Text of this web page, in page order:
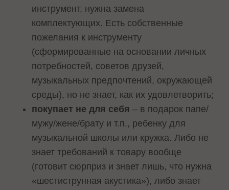
инструмент, нужна замена
комплектующих. Есть собственные
пожелания к инструменту
(сформированные на основании личных
потребностей, советов друзей,
музыкальных предпочтений, окружающей
среды), но не знает, как их удовлетворить;
покупает не для себя – в подарок папе/
мужу/жене/брату и т.п., ребенку для
музыкальной школы или кружка. Либо не
знает требований к товару вообще
(готовит сюрприз и знает лишь, что нужна
«шестиструнная акустика»), либо знает